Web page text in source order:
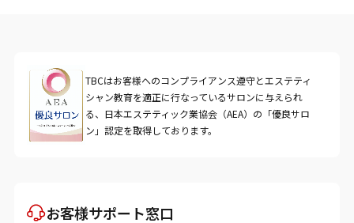
TBCはお客様へのコンプライアンス遵守とエステティ
シャン教育を適正に行なっているサロンに与えられ
る、日本エステティック業協会（AEA）の「優良サロ
ン」認定を取得しております。
お客様サポート窓口